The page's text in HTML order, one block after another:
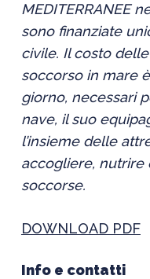
MEDITERRANEE
sono finanziate
civile. Il costo
soccorso in mare
giorno, necessari
nave, il suo
l’insieme delle
accogliere, nutrire
soccorse.
DOWNLOAD PDF
Info e contatti